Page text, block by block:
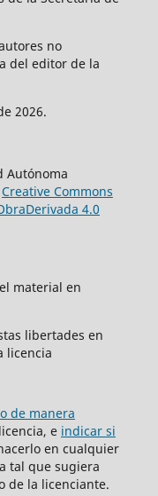
no
del editor de la
2026.
Autónoma
Creative Commons
4.0
material en
libertades en
licencia
de manera
e indicar si
en cualquier
tal que sugiera
de la licenciante.